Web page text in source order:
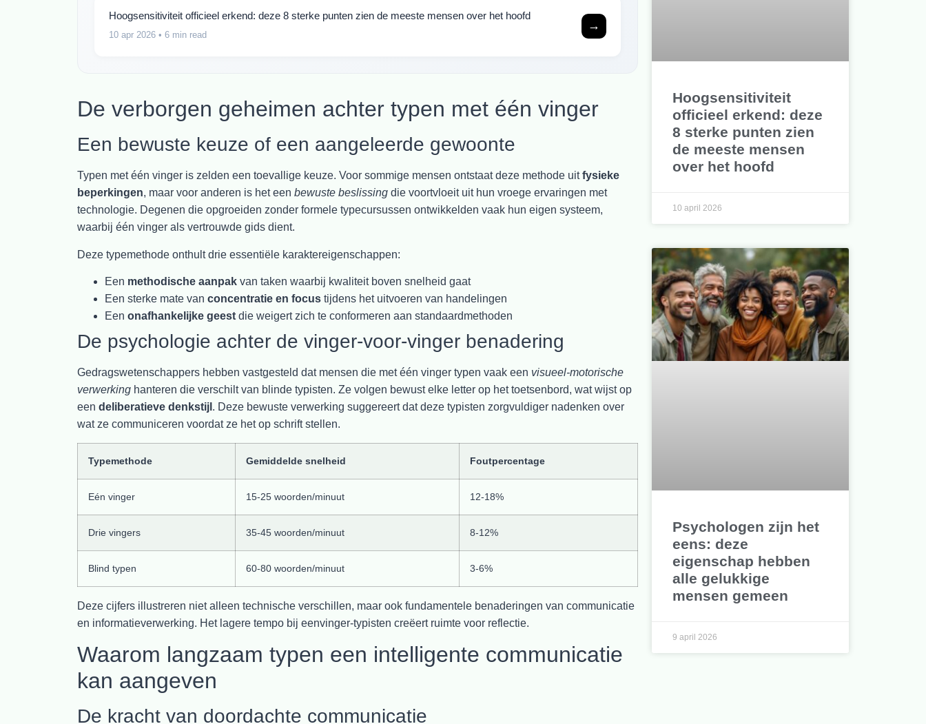
Hoogsensitiviteit
officieel erkend: deze
8 sterke punten zien
de meeste mensen
over het hoofd
10 april 2026
Psychologen zijn het
eens: deze
eigenschap hebben
alle gelukkige
mensen gemeen
9 april 2026
Hoogsensitiviteit officieel erkend: deze 8 sterke punten zien de meeste mensen over het hoofd
10 apr 2026 • 6 min read
→
De verborgen geheimen achter typen met één vinger
Een bewuste keuze of een aangeleerde gewoonte
Typen met één vinger is zelden een toevallige keuze. Voor sommige mensen ontstaat deze methode uitfysieke
beperkingen, maar voor anderen is het een bewuste beslissing die voortvloeit uit hun vroege ervaringen met
technologie. Degenen die opgroeiden zonder formele typecursussen ontwikkelden vaak hun eigen systeem,
waarbij één vinger als vertrouwde gids dient.
Deze typemethode onthult drie essentiële karaktereigenschappen:
Een methodische aanpak van taken waarbij kwaliteit boven snelheid gaat
Een sterke mate van concentratie en focus tijdens het uitvoeren van handelingen
Een onafhankelijke geest die weigert zich te conformeren aan standaardmethoden
De psychologie achter de vinger-voor-vinger benadering
Gedragswetenschappers hebben vastgesteld dat mensen die met één vinger typen vaak een visueel-motorische
verwerking hanteren die verschilt van blinde typisten. Ze volgen bewust elke letter op het toetsenbord, wat wijst op
een deliberatieve denkstijl . Deze bewuste verwerking suggereert dat deze typisten zorgvuldiger nadenken over
wat ze communiceren voordat ze het op schrift stellen.
Typemethode Gemiddelde snelheid Foutpercentage
Eén vinger 15-25 woorden/minuut 12-18%
Drie vingers 35-45 woorden/minuut 8-12%
Blind typen 60-80 woorden/minuut 3-6%
Deze cijfers illustreren niet alleen technische verschillen, maar ook fundamentele benaderingen van communicatie
en informatieverwerking. Het lagere tempo bij eenvinger-typisten creëert ruimte voor reflectie.
Waarom langzaam typen een intelligente communicatie
kan aangeven
De kracht van doordachte communicatie